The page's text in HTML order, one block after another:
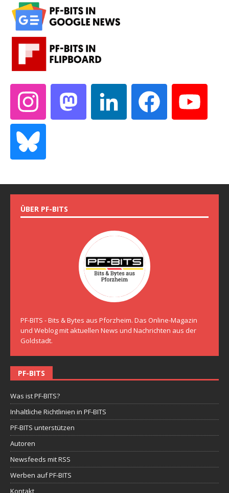
ÜBER PF-BITS
PF-BITS - Bits & Bytes aus Pforzheim. Das Online-Magazin
und Weblog mit aktuellen News und Nachrichten aus der
Goldstadt.
PF-BITS
Was ist PF-BITS?
Inhaltliche Richtlinien in PF-BITS
PF-BITS unterstützen
Autoren
Newsfeeds mit RSS
Werben auf PF-BITS
Kontakt